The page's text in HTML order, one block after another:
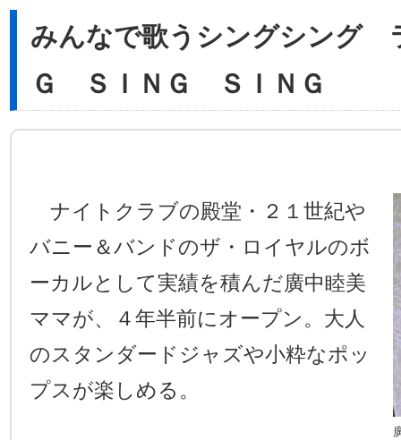
みんなで歌うシングシング
Ｇ ＳＩＮＧ ＳＩＮＧ
ナイトクラブの殿堂・２１世紀や
バニー＆バンドのザ・ロイヤルのボ
ーカルとして実績を積んだ廣中睦美
ママが、４年半前にオープン。大人
のスタンダードジャズや小粋なポッ
プスが楽しめる。